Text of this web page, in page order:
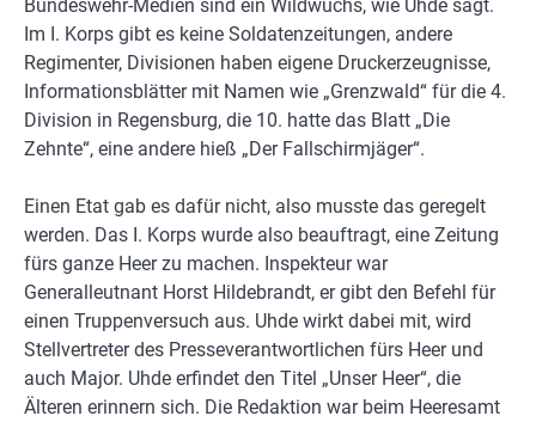
Bundeswehr-Medien sind ein Wildwuchs, wie Uhde sagt.
Im I. Korps gibt es keine Soldatenzeitungen, andere
Regimenter, Divisionen haben eigene Druckerzeugnisse,
Informationsblätter mit Namen wie „Grenzwald“ für die 4.
Division in Regensburg, die 10. hatte das Blatt „Die
Zehnte“, eine andere hieß „Der Fallschirmjäger“.
Einen Etat gab es dafür nicht, also musste das geregelt
werden. Das I. Korps wurde also beauftragt, eine Zeitung
fürs ganze Heer zu machen. Inspekteur war
Generalleutnant Horst Hildebrandt, er gibt den Befehl für
einen Truppenversuch aus. Uhde wirkt dabei mit, wird
Stellvertreter des Presseverantwortlichen fürs Heer und
auch Major. Uhde erfindet den Titel „Unser Heer“, die
Älteren erinnern sich. Die Redaktion war beim Heeresamt